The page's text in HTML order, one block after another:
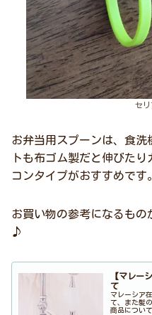
セリ
お弁当用スプーンは、食
トも布ゴム製だと伸びた
コンタイプがおすすめです。
お買い物の参考になるも
♪
【マレー
て
マレーシア
て、また髪
商品につい